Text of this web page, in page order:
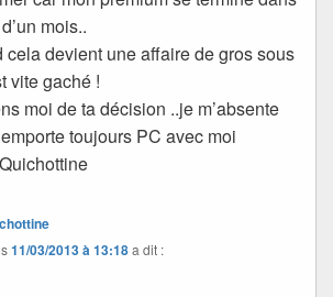
mois..
cela devient une affaire de gros sous
vite gaché !
moi de ta décision ..je m’absente
toujours PC avec moi
11/03/2013 à 13:18a dit :